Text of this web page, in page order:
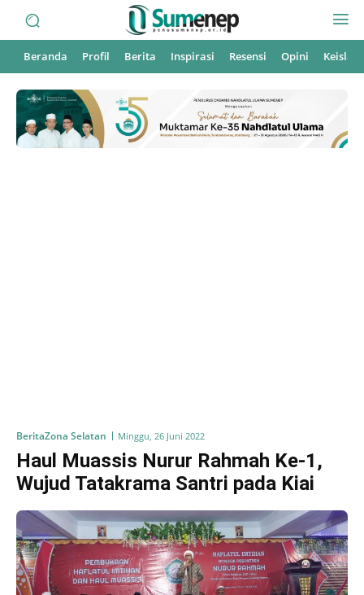
Beranda Profil Berita Inspirasi Resensi Opini
BeritaZona Selatan Minggu, 26 Juni 2022
Haul Muassis Nurur Rahmah Ke-1,
Wujud Tatakrama Santri pada Kiai